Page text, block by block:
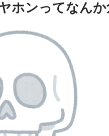
ホンってなん